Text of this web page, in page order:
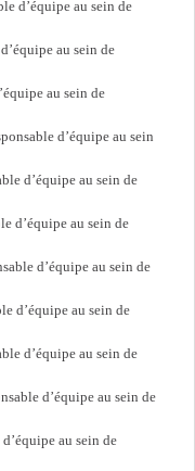
d’équipe au sein de
au sein de
au sein de
d’équipe au sein
d’équipe au sein de
d’équipe au sein de
d’équipe au sein de
d’équipe au sein de
d’équipe au sein de
d’équipe au sein de
au sein de